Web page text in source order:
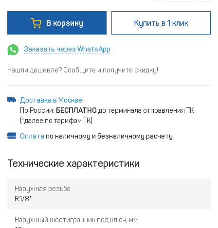
В корзину Купить в 1 клик
Заказать через WhatsApp
Нашли дешевле? Сообщите и получите скидку!
Доставка в Москве:
По России: БЕСПЛАТНО до терминала отправления ТК
(*далее по тарифам ТК)
Оплата по наличному и безналичному расчету
Технические характеристики
Наружная резьба
R1/8"
Наружный шестигранник под ключ, мм